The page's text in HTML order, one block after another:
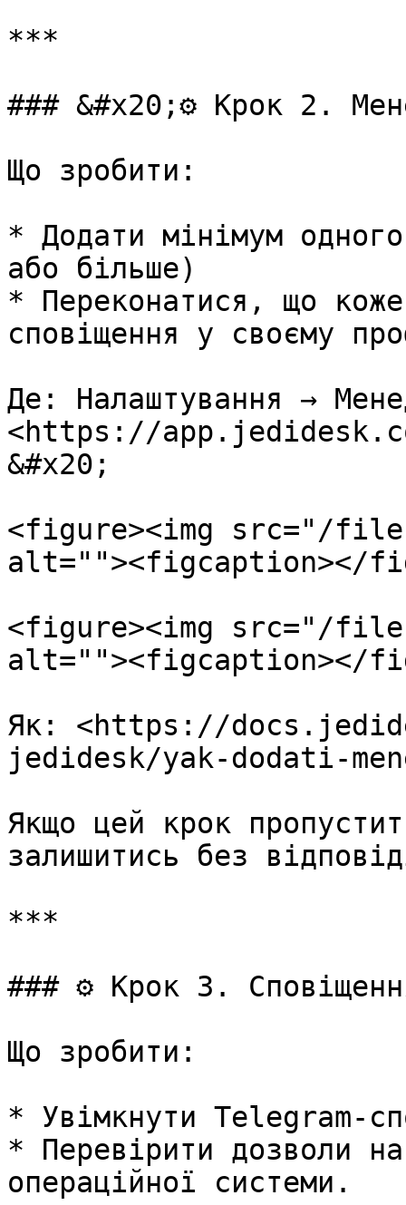
***
### &#x20;⚙️ Крок 2.
Що зробити:
* Додати мінімум
або більше)
* Переконатися, що
сповіщення у своєму
Де: Налаштування →
<https://
&#x20;
<figure><img src="/
alt=""><figcaption></
<figure><img src="/files/
alt=""><figcaption></
Як: <https://
jedidesk/yak-dodati-
Якщо цей крок
залишитись без
***
### ⚙️ Крок 3.
Що зробити:
* Увімкнути Telegram-
* Перевірити дозволи
операційної системи.